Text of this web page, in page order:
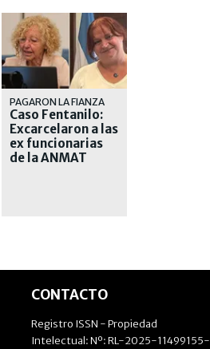
PAGARON LA FIANZA
Caso Fentanilo:
Excarcelaron a las
ex funcionarias
de la ANMAT
CONTACTO
Registro ISSN - Propiedad
Intelectual: Nº: RL-2025-11499155-